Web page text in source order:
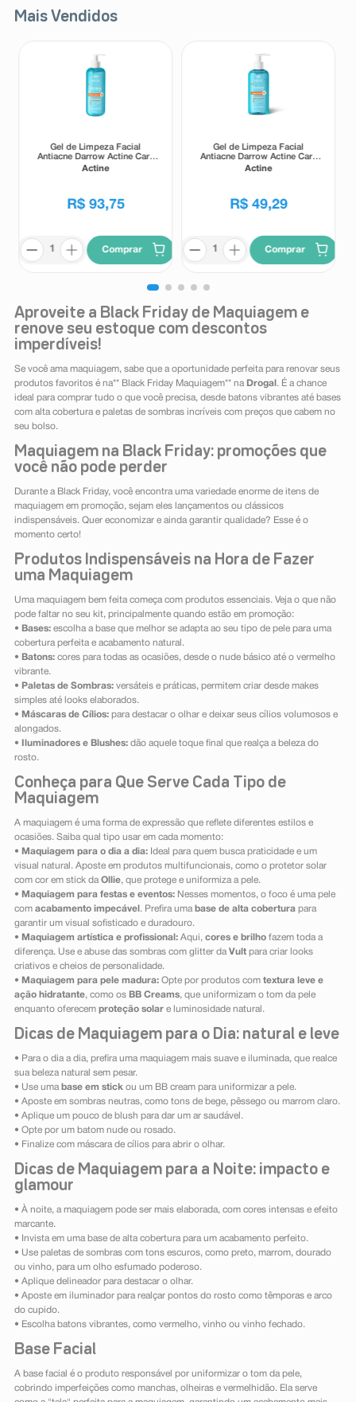
Mais Vendidos
Gel de Limpeza Facial
Antiacne Darrow Actine Care
Alta Tolerância 400g
Actine
R$ 93,75
Comprar
Gel de Limpeza Facial
Antiacne Darrow Actine Care
Alta Tolerância 140g
Actine
R$ 49,29
Comprar
Aproveite a Black Friday de Maquiagem e
renove seu estoque com descontos
imperdíveis!
Se você ama maquiagem, sabe que a oportunidade perfeita para renovar seus
produtos favoritos é na** Black Friday Maquiagem** na Drogal . É a chance
ideal para comprar tudo o que você precisa, desde batons vibrantes até bases
com alta cobertura e paletas de sombras incríveis com preços que cabem no
seu bolso.
Maquiagem na Black Friday: promoções que
você não pode perder
Durante a Black Friday, você encontra uma variedade enorme de itens de
maquiagem em promoção, sejam eles lançamentos ou clássicos
indispensáveis. Quer economizar e ainda garantir qualidade? Esse é o
momento certo!
Produtos Indispensáveis na Hora de Fazer
uma Maquiagem
Uma maquiagem bem feita começa com produtos essenciais. Veja o que não
pode faltar no seu kit, principalmente quando estão em promoção:
• Bases:escolha a base que melhor se adapta ao seu tipo de pele para uma
cobertura perfeita e acabamento natural.
• Batons:cores para todas as ocasiões, desde o nude básico até o vermelho
vibrante.
• Paletas de Sombras:versáteis e práticas, permitem criar desde makes
simples até looks elaborados.
• Máscaras de Cílios:para destacar o olhar e deixar seus cílios volumosos e
alongados.
•
Iluminadores e Blushes:dão aquele toque final que realça a beleza do
rosto.
Conheça para Que Serve Cada Tipo de
Maquiagem
A maquiagem é uma forma de expressão que reflete diferentes estilos e
ocasiões. Saiba qual tipo usar em cada momento:
• Maquiagem para o dia a dia:Ideal para quem busca praticidade e um
visual natural. Aposte em produtos multifuncionais, como o protetor solar
com cor em stick da Ollie, que protege e uniformiza a pele.
• Maquiagem para festas e eventos:Nesses momentos, o foco é uma pele
com acabamento impecável . Prefira uma base de alta coberturapara
garantir um visual sofisticado e duradouro.
• Maquiagem artística e profissional:Aqui, cores e brilhofazem toda a
diferença. Use e abuse das sombras com glitter da Vultpara criar looks
criativos e cheios de personalidade.
• Maquiagem para pele madura:Opte por produtos com textura leve e
ação hidratante, como os BB Creams, que uniformizam o tom da pele
enquanto oferecem proteção solare luminosidade natural.
Dicas de Maquiagem para o Dia: natural e leve
• Para o dia a dia, prefira uma maquiagem mais suave e iluminada, que realce
sua beleza natural sem pesar.
• Use uma base em stick ou um BB cream para uniformizar a pele.
• Aposte em sombras neutras, como tons de bege, pêssego ou marrom claro.
• Aplique um pouco de blush para dar um ar saudável.
• Opte por um batom nude ou rosado.
• Finalize com máscara de cílios para abrir o olhar.
Dicas de Maquiagem para a Noite: impacto e
glamour
• À noite, a maquiagem pode ser mais elaborada, com cores intensas e efeito
marcante.
• Invista em uma base de alta cobertura para um acabamento perfeito.
• Use paletas de sombras com tons escuros, como preto, marrom, dourado
ou vinho, para um olho esfumado poderoso.
• Aplique delineador para destacar o olhar.
• Aposte em iluminador para realçar pontos do rosto como têmporas e arco
do cupido.
• Escolha batons vibrantes, como vermelho, vinho ou vinho fechado.
Base Facial
A base facial é o produto responsável por uniformizar o tom da pele,
cobrindo imperfeições como manchas, olheiras e vermelhidão. Ela serve